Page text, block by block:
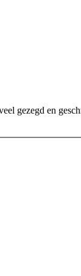
gezegd en